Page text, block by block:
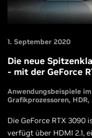
1. September 2020
Die neue
- mit der GeForce
Anwendungsbeispiele
Grafikprozessoren HDR
Die GeForce RTX 3090
verfügt über HDMI 2.1,